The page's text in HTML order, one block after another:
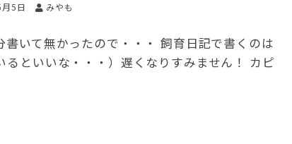
5日 みやも
いて無かったので・・・ 飼育日記で書くのは
といいな・・・）遅くなりすみません！ カピ